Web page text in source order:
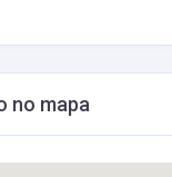
no mapa